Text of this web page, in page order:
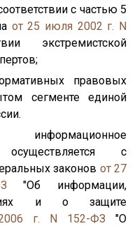
с частью 5
от 25 июля 2002 г. N
экстремистской
правовых
сегменте единой
с
законов от 27
"Об информации,
и о защите
г. N 152-ФЗ "О